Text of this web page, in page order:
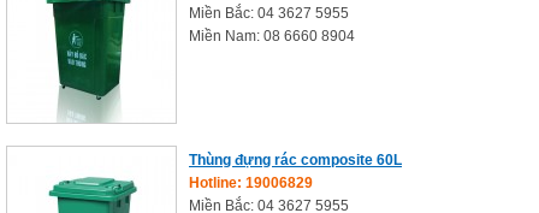
Miền Bắc: 04 3627 5955
Miền Nam: 08 6660 8904
Thùng đựng rác composite 60L
Hotline: 19006829
Miền Bắc: 04 3627 5955